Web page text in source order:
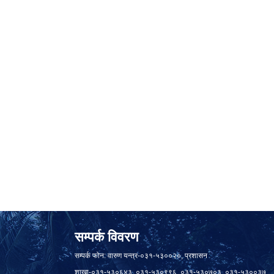
सम्पर्क विवरण
सम्पर्क फोन: वारुण यन्त्र-०३१-५३००२०, प्रशासन
शाखा-०३१-५३०६४३, ०३१-५३०९९६, ०३१-५३०७०३, ०३१-५३००३७,